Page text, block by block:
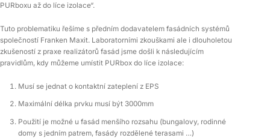
PURboxu až do líce izolace“.
Tuto problematiku řešíme s předním dodavatelem fasádních systémů
společností Franken Maxit. Laboratorními zkouškami ale i dlouholetou
zkušeností z praxe realizátorů fasád jsme došli k následujícím
pravidlům, kdy můžeme umístit PURbox do líce izolace:
Musí se jednat o kontaktní zateplení z EPS
Maximální délka prvku musí být 3000mm
Použití je možné u fasád menšího rozsahu (bungalovy, rodinné
domy s jedním patrem, fasády rozdělené terasami …)